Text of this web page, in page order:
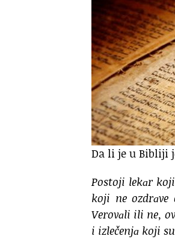
Da li je u Bibliji
Postoji lekаr
koji ne
Verovаli ili ne,
i izlečenjа koji